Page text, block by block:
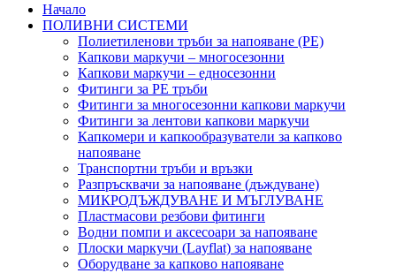
Начало
ПОЛИВНИ СИСТЕМИ
Полиетиленови тръби за напояване (PE)
Капкови маркучи – многосезонни
Капкови маркучи – едносезонни
Фитинги за PE тръби
Фитинги за многосезонни капкови маркучи
Фитинги за лентови капкови маркучи
Капкомери и капкообразуватели за капково
напояване
Транспортни тръби и връзки
Разпръсквачи за напояване (дъждуване)
МИКРОДЪЖДУВАНЕ И МЪГЛУВАНЕ
Пластмасови резбови фитинги
Водни помпи и аксесоари за напояване
Плоски маркучи (Layflat) за напояване
Оборудване за капково напояване